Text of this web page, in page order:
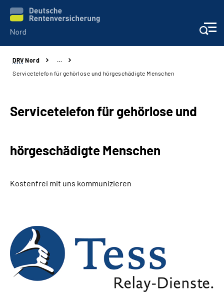
Aktuelles
Presse
Online-Services
Inhalte in Gebärdensprache (DGS)
DRV Nord
…
Servicetelefon für gehörlose und hörgeschädigte Menschen
Servicetelefon für gehörlose und
hörgeschädigte Menschen
Kostenfrei mit uns kommunizieren